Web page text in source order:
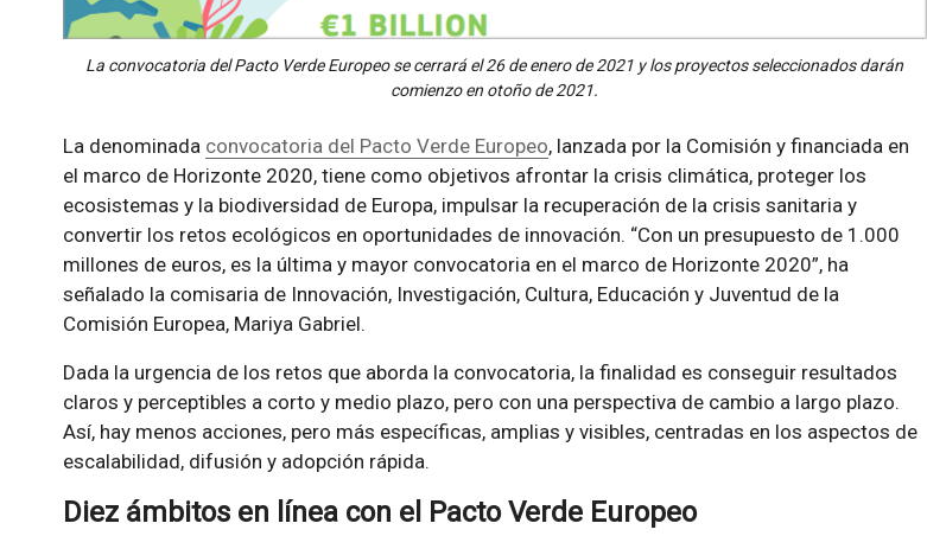
La convocatoria del Pacto Verde Europeo se cerrará el 26 de enero de 2021 y los proyectos seleccionados darán
comienzo en otoño de 2021.
La denominada convocatoria del Pacto Verde Europeo, lanzada por la Comisión y financiada en
el marco de Horizonte 2020, tiene como objetivos afrontar la crisis climática, proteger los
ecosistemas y la biodiversidad de Europa, impulsar la recuperación de la crisis sanitaria y
convertir los retos ecológicos en oportunidades de innovación. “Con un presupuesto de 1.000
millones de euros, es la última y mayor convocatoria en el marco de Horizonte 2020”, ha
señalado la comisaria de Innovación, Investigación, Cultura, Educación y Juventud de la
Comisión Europea, Mariya Gabriel.
Dada la urgencia de los retos que aborda la convocatoria, la finalidad es conseguir resultados
claros y perceptibles a corto y medio plazo, pero con una perspectiva de cambio a largo plazo.
Así, hay menos acciones, pero más específicas, amplias y visibles, centradas en los aspectos de
escalabilidad, difusión y adopción rápida.
Diez ámbitos en línea con el Pacto Verde Europeo